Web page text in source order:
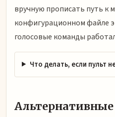
вручную прописать путь к
конфигурационном файле
голосовые команды
Что делать, если пульт